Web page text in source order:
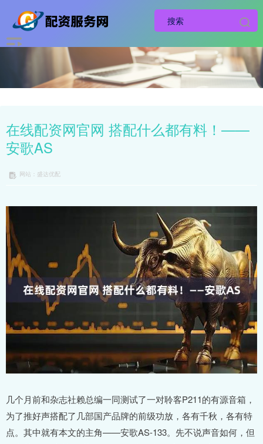
在线配资网官网 搭配什么都有料！——
安歌AS
网站：盛达优配
几个月前和杂志社赖总编一同测试了一对聆客P211的有源音箱，
为了推好声搭配了几部国产品牌的前级功放，各有千秋，各有特
点。其中就有本文的主角——安歌AS-133。先不说声音如何，但